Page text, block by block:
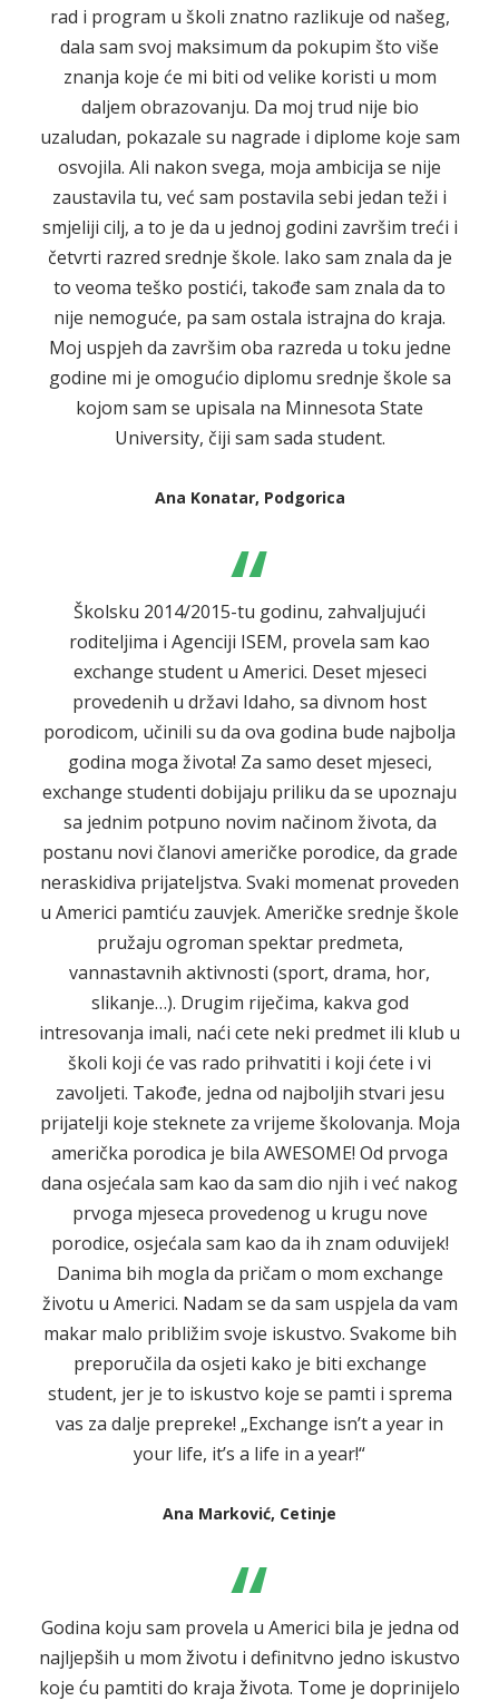
rad i program u školi znatno razlikuje od našeg,
dala sam svoj maksimum da pokupim što više
znanja koje će mi biti od velike koristi u mom
daljem obrazovanju. Da moj trud nije bio
uzaludan, pokazale su nagrade i diplome koje sam
osvojila. Ali nakon svega, moja ambicija se nije
zaustavila tu, već sam postavila sebi jedan teži i
smjeliji cilj, a to je da u jednoj godini završim treći i
četvrti razred srednje škole. Iako sam znala da je
to veoma teško postići, takođe sam znala da to
nije nemoguće, pa sam ostala istrajna do kraja.
Moj uspjeh da završim oba razreda u toku jedne
godine mi je omogućio diplomu srednje škole sa
kojom sam se upisala na Minnesota State
University, čiji sam sada student.
Ana Konatar, Podgorica
“
Školsku 2014/2015-tu godinu, zahvaljujući
roditeljima i Agenciji ISEM, provela sam kao
exchange student u Americi. Deset mjeseci
provedenih u državi Idaho, sa divnom host
porodicom, učinili su da ova godina bude najbolja
godina moga života! Za samo deset mjeseci,
exchange studenti dobijaju priliku da se upoznaju
sa jednim potpuno novim načinom života, da
postanu novi članovi američke porodice, da grade
neraskidiva prijateljstva. Svaki momenat proveden
u Americi pamtiću zauvjek. Američke srednje škole
pružaju ogroman spektar predmeta,
vannastavnih aktivnosti (sport, drama, hor,
slikanje…). Drugim riječima, kakva god
intresovanja imali, naći cete neki predmet ili klub u
školi koji će vas rado prihvatiti i koji ćete i vi
zavoljeti. Takođe, jedna od najboljih stvari jesu
prijatelji koje steknete za vrijeme školovanja. Moja
američka porodica je bila AWESOME! Od prvoga
dana osjećala sam kao da sam dio njih i već nakog
prvoga mjeseca provedenog u krugu nove
porodice, osjećala sam kao da ih znam oduvijek!
Danima bih mogla da pričam o mom exchange
životu u Americi. Nadam se da sam uspjela da vam
makar malo približim svoje iskustvo. Svakome bih
preporučila da osjeti kako je biti exchange
student, jer je to iskustvo koje se pamti i sprema
vas za dalje prepreke! „Exchange isn’t a year in
your life, it’s a life in a year!“
Ana Marković, Cetinje
“
Godina koju sam provela u Americi bila je jedna od
najljepših u mom životu i definitvno jedno iskustvo
koje ću pamtiti do kraja života. Tome je doprinijelo